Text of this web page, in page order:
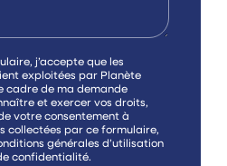
j’accepte que les
exploitées par Planète
cadre de ma demande
et exercer vos droits,
votre consentement à
collectées par ce formulaire,
générales d’utilisation
confidentialité.